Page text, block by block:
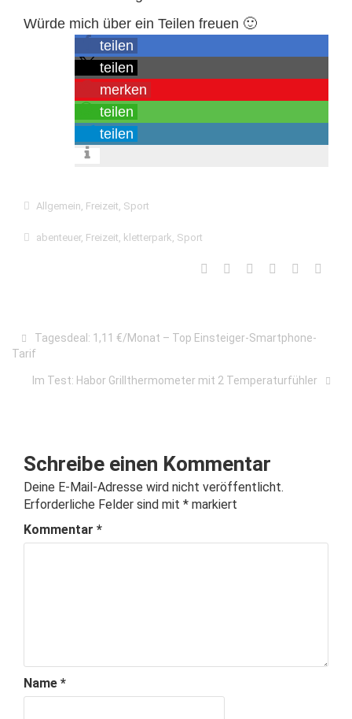
Würde mich über ein Teilen freuen 🙂
teilen
teilen
merken
teilen
teilen
Allgemein, Freizeit, Sport
abenteuer, Freizeit, kletterpark, Sport
Tagesdeal: 1,11 €/Monat – Top Einsteiger-Smartphone-
Tarif
Im Test: Habor Grillthermometer mit 2 Temperaturfühler
Schreibe einen Kommentar
Deine E-Mail-Adresse wird nicht veröffentlicht.
Erforderliche Felder sind mit * markiert
Kommentar *
Name *